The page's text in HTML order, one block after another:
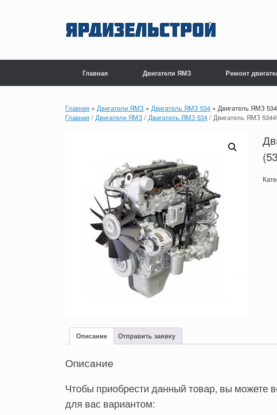
Главная Двигатели ЯМЗ Ремонт
Главная » Двигатели ЯМЗ » Двигатель ЯМЗ 534 » Двигатель ЯМЗ
Главная / Двигатели ЯМЗ / Двигатель ЯМЗ 534 / Двигатель ЯМЗ
Описание Отправить заявку
Описание
Чтобы приобрести данный товар, вы можете
для вас вариантом: